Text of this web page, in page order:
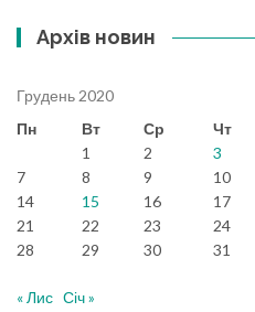
Архів новин
Грудень 2020
Пн
Вт Ср Чт
1
2 3
7
8 9 10
14
15 16 17
21
22 23 24
28
29 30 31
« Лис Січ »